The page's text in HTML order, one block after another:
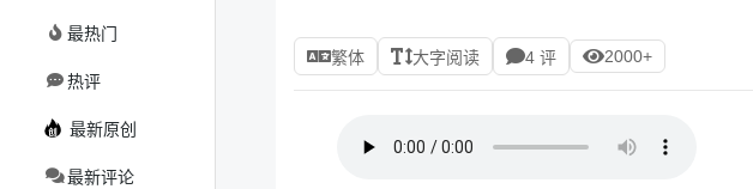
最热门
热评
最新原创
最新评论
繁体 大字阅读 4 评 2000+